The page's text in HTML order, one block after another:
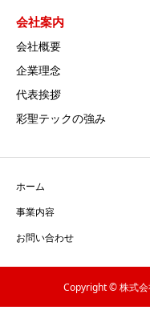
会社案内
会社概要
企業理念
代表挨拶
彩聖テックの強み
ホーム
事業内容
お問い合わせ
Copyright © 株式会